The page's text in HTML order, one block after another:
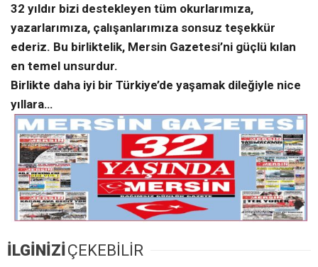
32 yıldır bizi destekleyen tüm okurlarımıza,
yazarlarımıza, çalışanlarımıza sonsuz teşekkür
ederiz. Bu birliktelik, Mersin Gazetesi’ni güçlü kılan
en temel unsurdur.
Birlikte daha iyi bir Türkiye’de yaşamak dileğiyle nice
yıllara…
İLGİNİZİÇEKEBİLİR